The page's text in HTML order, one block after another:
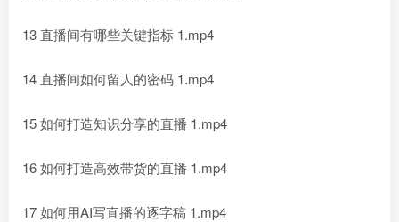
13 直播间有哪些关键指标 1.mp4
14 直播间如何留人的密码 1.mp4
15 如何打造知识分享的直播 1.mp4
16 如何打造高效带货的直播 1.mp4
17 如何用AI写直播的逐字稿 1.mp4